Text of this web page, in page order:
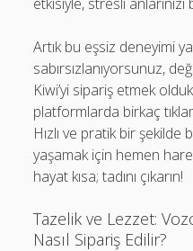
Artık bu eşsiz deneyimi
sabırsızlanıyorsunuz,
Kiwi’yi sipariş etmek
platformlarda birkaç
Hızlı ve pratik bir şekilde
yaşamak için hemen
hayat kısa; tadını çıkarın!
Tazelik ve Lezzet:
Nasıl Sipariş Edilir?